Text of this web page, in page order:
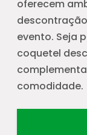
oferecem
evento. Seja
coquetel
comodidade.